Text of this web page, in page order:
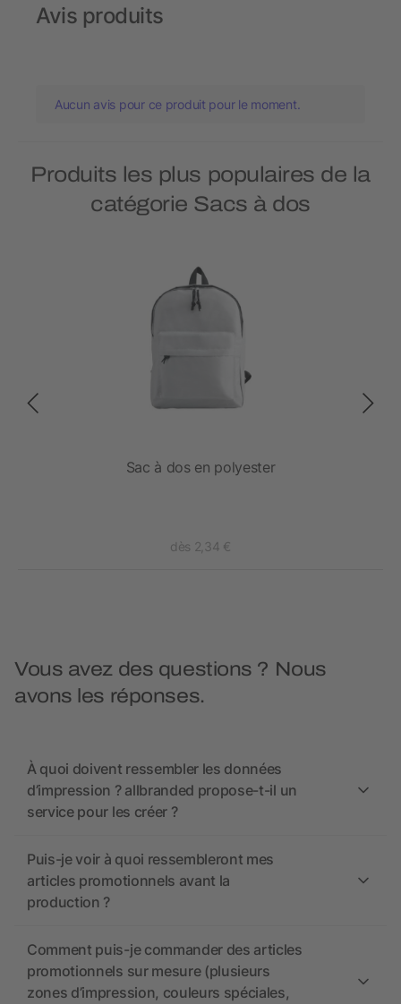
Avis produits
Aucun avis pour ce produit pour le moment.
Produits les plus populaires de la
catégorie Sacs à dos
Sac à dos en polyester
dès 2,34 €
Vous avez des questions ? Nous
avons les réponses.
À quoi doivent ressembler les données
d’impression ? allbranded propose-t-il un
service pour les créer ?
Puis-je voir à quoi ressembleront mes
articles promotionnels avant la
production ?
Comment puis-je commander des articles
promotionnels sur mesure (plusieurs
zones d’impression, couleurs spéciales,